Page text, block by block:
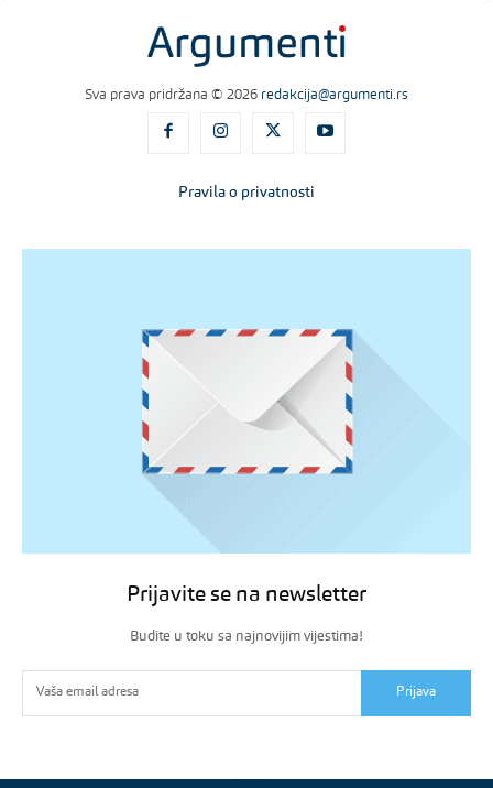
Sva prava pridržana © 2026 redakcija@argumenti.rs
Pravila o privatnosti
Prijavite se na newsletter
Budite u toku sa najnovijim vijestima!
Prijava